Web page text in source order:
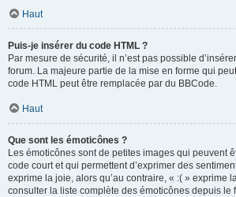
Haut
Puis-je insérer du code HTML ?
Par mesure de sécurité, il n’est pas possible
forum. La majeure partie de la mise en forme qui
code HTML peut être remplacée par du BBCode.
Haut
Que sont les émoticônes ?
Les émoticônes sont de petites images qui peuvent
code court et qui permettent d’exprimer des
exprime la joie, alors qu’au contraire, « :( » exprime
consulter la liste complète des émoticônes depuis le